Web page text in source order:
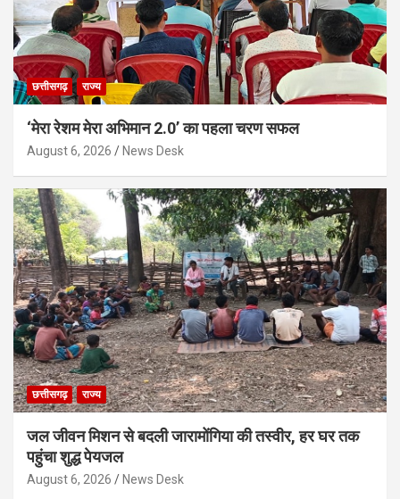
छत्तीसगढ़ राज्य
‘मेरा रेशम मेरा अभिमान 2.0’ का पहला चरण सफल
August 6, 2026 News Desk
छत्तीसगढ़ राज्य
जल जीवन मिशन से बदली जारामोंगिया की तस्वीर, हर घर तक
पहुंचा शुद्ध पेयजल
August 6, 2026 News Desk